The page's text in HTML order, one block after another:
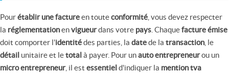
Pourétablir une factureen touteconformité , vous devez respecter
la réglementationenvigueurdans votre pays . Chaquefacture émise
doit comporter l'identitédes parties, la datede la transaction , le
détail unitaire et letotal à payer. Pour unauto entrepreneurou un
micro entrepreneur, il est essentiel d'indiquer la mention tva